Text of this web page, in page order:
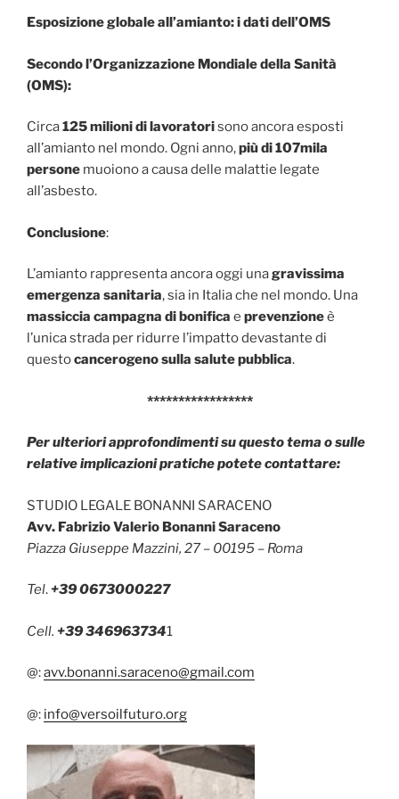
Esposizione globale all’amianto: i dati dell’OMS
Secondo l’Organizzazione Mondiale della Sanità
(OMS):
Circa125 milioni di lavoratorisono ancora esposti
all’amianto nel mondo. Ogni anno,più di 107mila
persone muoiono a causa delle malattie legate
all’asbesto.
Conclusione:
L’amianto rappresenta ancora oggi unagravissima
emergenza sanitaria, sia in Italia che nel mondo. Una
massiccia campagna di bonifica e prevenzioneè
l’unica strada per ridurre l’impatto devastante di
questocancerogeno sulla salute pubblica.
*****************
Per ulteriori approfondimenti su questo tema o sulle
relative implicazioni pratiche potete contattare:
STUDIO LEGALE BONANNI SARACENO
Avv. Fabrizio Valerio Bonanni Saraceno
Piazza Giuseppe Mazzini, 27 – 00195 – Roma
Tel.+39 0673000227
Cell. +39 3469637341
@:avv.bonanni.saraceno@gmail.com
@: info@versoilfuturo.org